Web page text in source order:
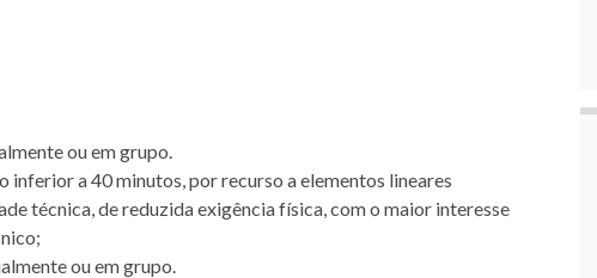
ou em grupo.
inferior a 40 minutos, por recurso a elementos lineares
técnica, de reduzida exigência física, com o maior interesse
ou em grupo.